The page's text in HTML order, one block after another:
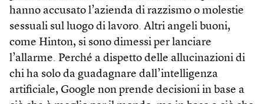
hanno accusato l’azienda di razzismo o molestie
sessuali sul luogo di lavoro. Altri angeli buoni,
come Hinton, si sono dimessi per lanciare
l’allarme. Perché a dispetto delle allucinazioni di
chi ha solo da guadagnare dall’intelligenza
artificiale, Google non prende decisioni in base a